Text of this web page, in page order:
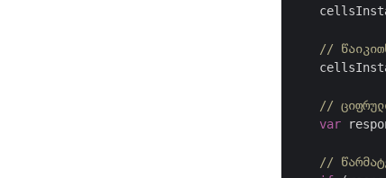
//
//
var
//